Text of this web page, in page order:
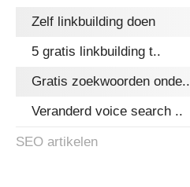
Zelf linkbuilding doen
5 gratis linkbuilding t..
Gratis zoekwoorden onde..
Veranderd voice search ..
SEO artikelen